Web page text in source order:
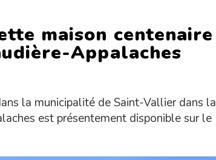
maison centenaire
Appalaches
la municipalité de Saint-Vallier dans la
est présentement disponible sur le